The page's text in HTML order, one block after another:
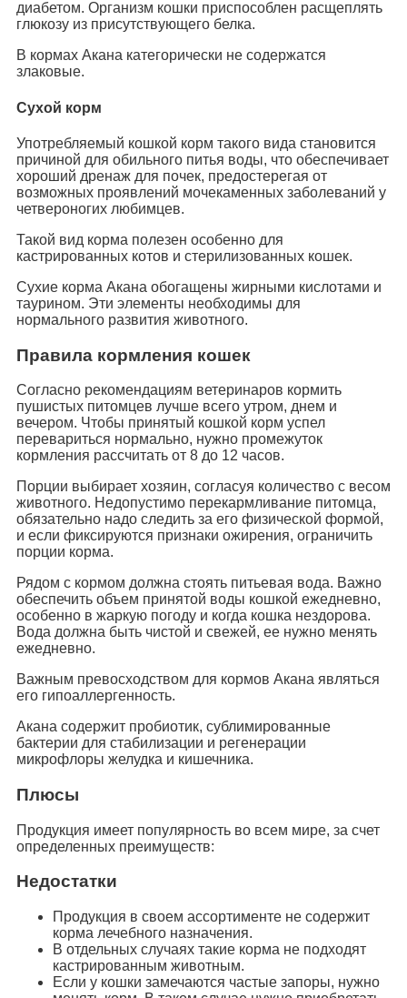
диабетом. Организм кошки приспособлен расщеплять
глюкозу из присутствующего белка.
В кормах Акана категорически не содержатся
злаковые.
Сухой корм
Употребляемый кошкой корм такого вида становится
причиной для обильного питья воды, что обеспечивает
хороший дренаж для почек, предостерегая от
возможных проявлений мочекаменных заболеваний у
четвероногих любимцев.
Такой вид корма полезен особенно для
кастрированных котов и стерилизованных кошек.
Сухие корма Акана обогащены жирными кислотами и
таурином. Эти элементы необходимы для
нормального развития животного.
Правила кормления кошек
Согласно рекомендациям ветеринаров кормить
пушистых питомцев лучше всего утром, днем и
вечером. Чтобы принятый кошкой корм успел
перевариться нормально, нужно промежуток
кормления рассчитать от 8 до 12 часов.
Порции выбирает хозяин, согласуя количество с весом
животного. Недопустимо перекармливание питомца,
обязательно надо следить за его физической формой,
и если фиксируются признаки ожирения, ограничить
порции корма.
Рядом с кормом должна стоять питьевая вода. Важно
обеспечить объем принятой воды кошкой ежедневно,
особенно в жаркую погоду и когда кошка нездорова.
Вода должна быть чистой и свежей, ее нужно менять
ежедневно.
Важным превосходством для кормов Акана являться
его гипоаллергенность.
Акана содержит пробиотик, сублимированные
бактерии для стабилизации и регенерации
микрофлоры желудка и кишечника.
Плюсы
Продукция имеет популярность во всем мире, за счет
определенных преимуществ:
Недостатки
Продукция в своем ассортименте не содержит
корма лечебного назначения.
В отдельных случаях такие корма не подходят
кастрированным животным.
Если у кошки замечаются частые запоры, нужно